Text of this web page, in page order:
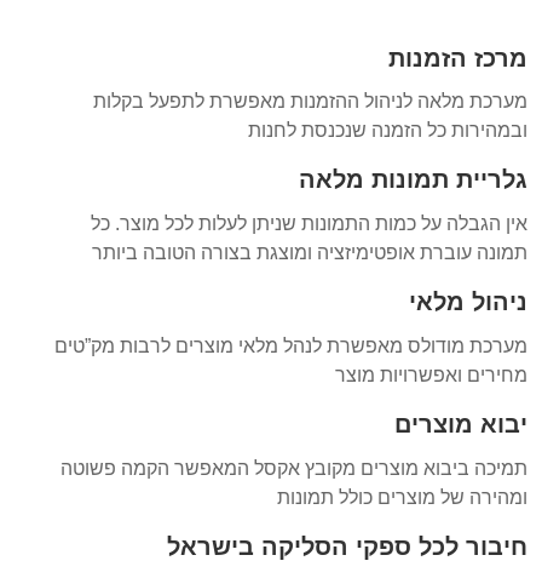
מרכז הזמנות
מערכת מלאה לניהול ההזמנות מאפשרת לתפעל בקלות
ובמהירות כל הזמנה שנכנסת לחנות
גלריית תמונות מלאה
אין הגבלה על כמות התמונות שניתן לעלות לכל מוצר. כל
תמונה עוברת אופטימיזציה ומוצגת בצורה הטובה ביותר
ניהול מלאי
מערכת מודולס מאפשרת לנהל מלאי מוצרים לרבות מק”טים
מחירים ואפשרויות מוצר
יבוא מוצרים
תמיכה ביבוא מוצרים מקובץ אקסל המאפשר הקמה פשוטה
ומהירה של מוצרים כולל תמונות
חיבור לכל ספקי הסליקה בישראל